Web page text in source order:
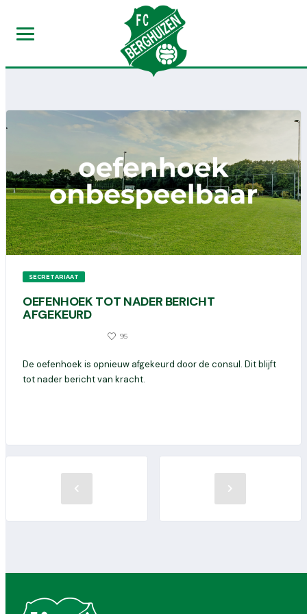
SECRETARIAAT
OEFENHOEK TOT NADER BERICHT
AFGEKEURD
95
De oefenhoek is opnieuw afgekeurd door de consul. Dit blijft
tot nader bericht van kracht.